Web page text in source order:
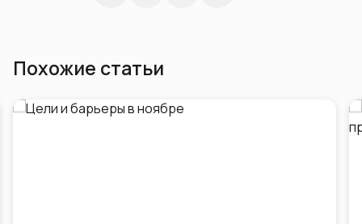
Похожие статьи